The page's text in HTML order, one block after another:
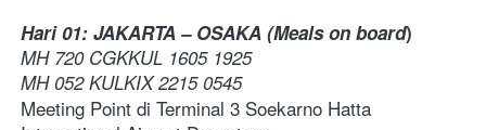
Hari 01: JAKARTA – OSAKA (Meals on board)
MH 720 CGKKUL 1605 1925
MH 052 KULKIX 2215 0545
Meeting Point di Terminal 3 Soekarno Hatta